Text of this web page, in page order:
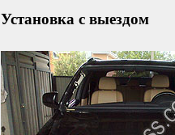
Установка с выездом